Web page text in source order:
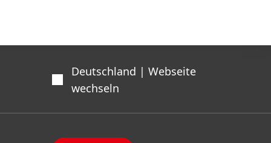
Deutschland | Webseite
wechseln